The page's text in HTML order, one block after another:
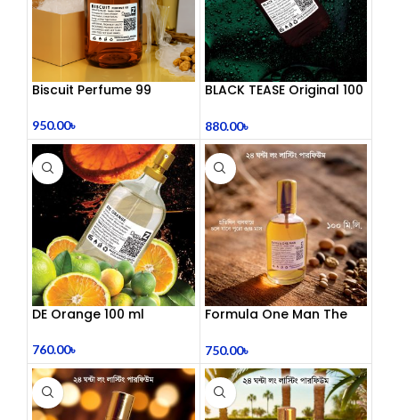
Biscuit Perfume 99
950.00৳
BLACK TEASE Original 100
880.00৳
DE Orange 100 ml
760.00৳
Formula One Man The
mL
750.00৳